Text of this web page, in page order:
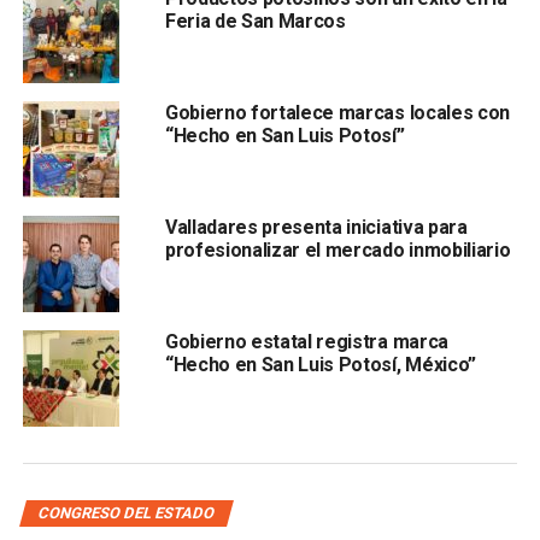
económico y bienestar en la entidad potosina.
Valladares Eichelmann, por su parte, reconoció que
trabajo conjunto permitirá complementar la labor de
las dos instancias, perfeccionarse y caminar juntas
para apoyar el emprendedurismo y las ‘micro,
pequeñas y medianas empresas’ (Mipymes)
de San Luis Potosí, en aras de un desarrollo económico
Ambas dependencias del gobierno estatal iniciarán
trabajos conjuntos para generar una agenda de trabajo que
Feria de San Marcos
Gobierno fortalece marcas locales con
“Hecho en San Luis Potosí”
Valladares presenta iniciativa para
profesionalizar el mercado inmobiliario
Gobierno estatal registra marca
“Hecho en San Luis Potosí, México”
CONGRESO DEL ESTADO